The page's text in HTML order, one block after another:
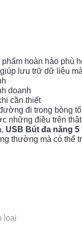
hoàn hảo phù
lưu trữ dữ liệu
doanh
cần thiết
đi trong bòng
những điều trên
USB Bút đa năng 5
thường mà có thể
loại